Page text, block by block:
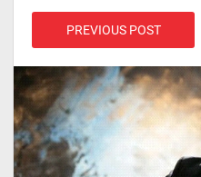
PREVIOUS POST